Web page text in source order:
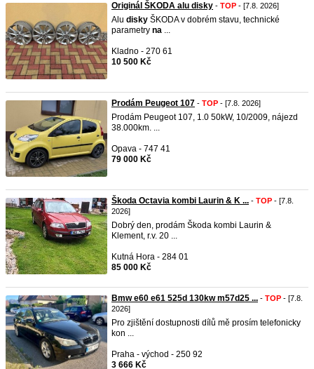
Originál ŠKODA alu disky - TOP - [7.8. 2026]
Alu disky ŠKODA v dobrém stavu, technické
parametry na ...
Kladno - 270 61
10 500 Kč
Prodám Peugeot 107 - TOP - [7.8. 2026]
Prodám Peugeot 107, 1.0 50kW, 10/2009, nájezd
38.000km. ...
Opava - 747 41
79 000 Kč
Škoda Octavia kombi Laurin & K ... - TOP - [7.8.
2026]
Dobrý den, prodám Škoda kombi Laurin &
Klement, r.v. 20 ...
Kutná Hora - 284 01
85 000 Kč
Bmw e60 e61 525d 130kw m57d25 ... - TOP - [7.8.
2026]
Pro zjištění dostupnosti dílů mě prosím telefonicky
kon ...
Praha - východ - 250 92
3 666 Kč